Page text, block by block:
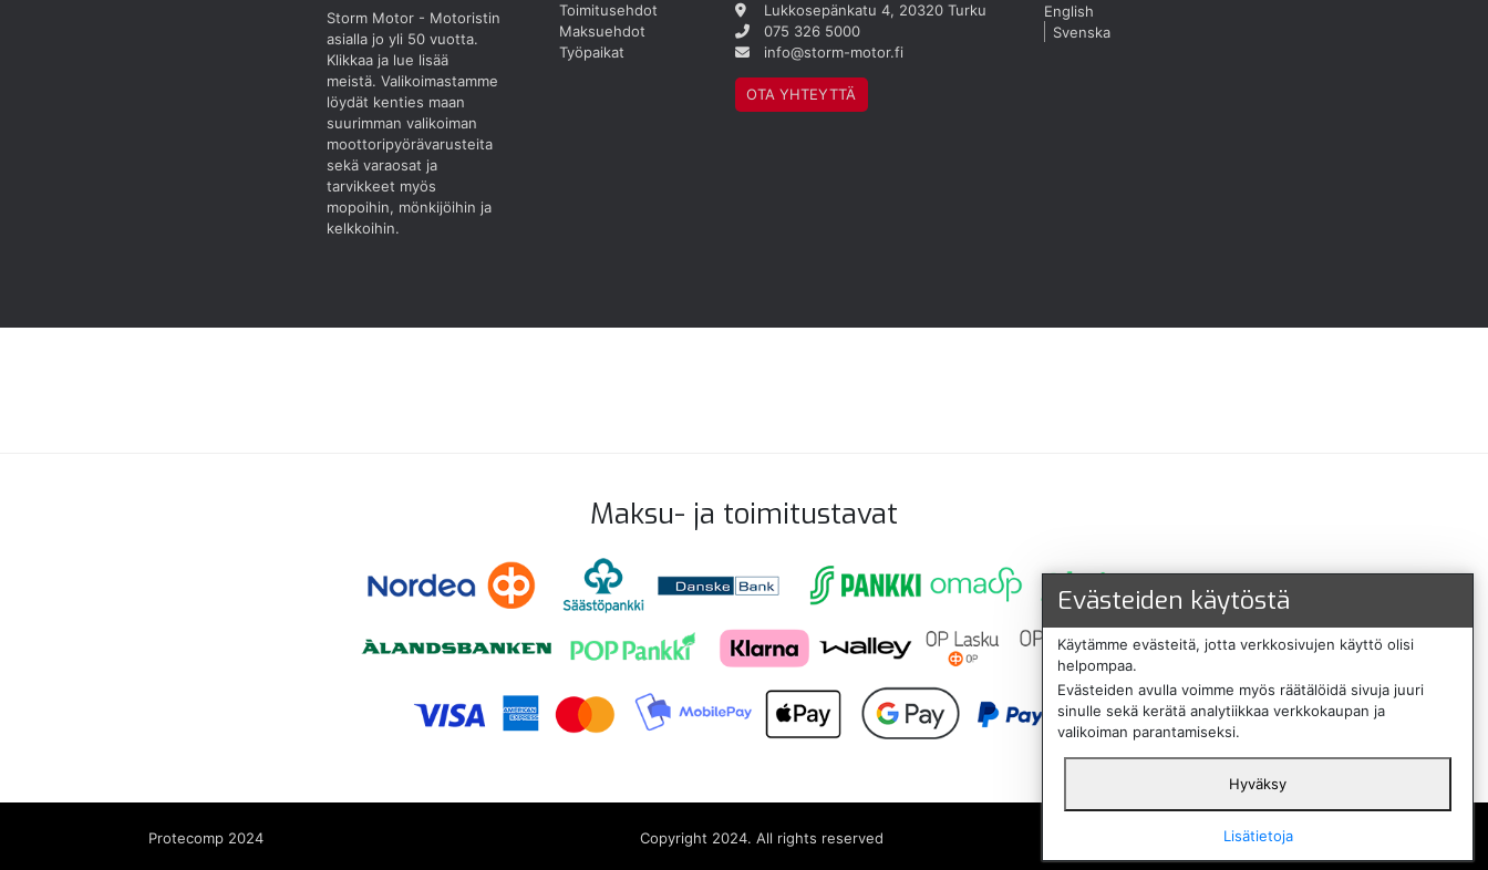
Storm Motor - Motoristin
asialla jo yli 50 vuotta.
Klikkaa ja lue lisää
meistä. Valikoimastamme
löydät kenties maan
suurimman valikoiman
moottoripyörävarusteita
sekä varaosat ja
tarvikkeet myös
mopoihin, mönkijöihin ja
kelkkoihin.
Toimitusehdot
Maksuehdot
Työpaikat
Lukkosepänkatu 4, 20320 Turku
075 326 5000
info@storm-motor.fi
OTA YHTEYTTÄ
English
Svenska
Maksu- ja toimitustavat
Protecomp 2024 Copyright 2024. All rights reserved
Svenska
Evästeiden käytöstä
Käytämme evästeitä, jotta verkkosivujen käyttö olisi
helpompaa.
Evästeiden avulla voimme myös räätälöidä sivuja juuri
sinulle sekä kerätä analytiikkaa verkkokaupan ja
valikoiman parantamiseksi.
Hyväksy
Lisätietoja